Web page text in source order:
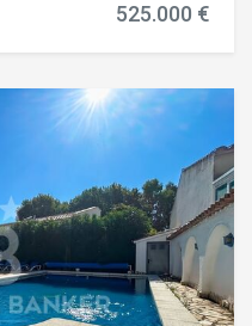
und drei im
öffnet sich zum
Außenbereich befindet
von einem perfekt
einer Außendusche
werden kann:
eine Ruheecke oder ein
einen Abstellraum
Autos bequem unter
Sonne und Regen schützt.
525.000 €